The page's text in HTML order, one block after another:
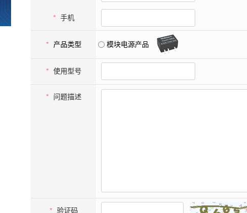
* 手机
* 产品类型 模块电源产品
* 使用型号
* 问题描述
* 验证码